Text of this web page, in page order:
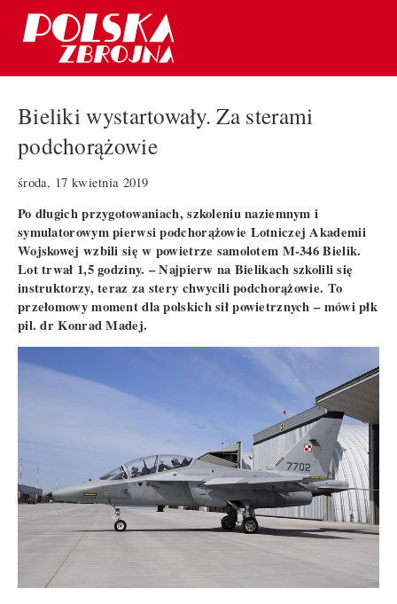
Bieliki wystartowały. Za sterami
podchorążowie
środa, 17 kwietnia 2019
Po długich przygotowaniach, szkoleniu naziemnym i
symulatorowym pierwsi podchorążowie Lotniczej Akademii
Wojskowej wzbili się w powietrze samolotem M-346 Bielik.
Lot trwał 1,5 godziny. – Najpierw na Bielikach szkolili się
instruktorzy, teraz za stery chwycili podchorążowie. To
przełomowy moment dla polskich sił powietrznych – mówi płk
pil. dr Konrad Madej.